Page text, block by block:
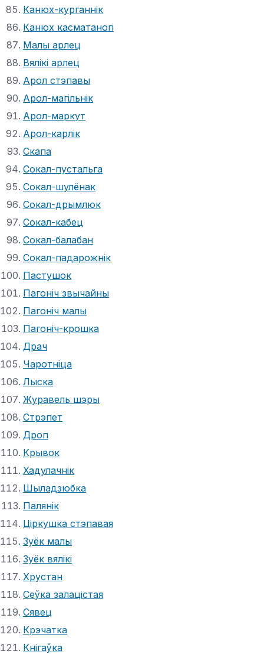
Канюх-курганнік
Канюх касматаногі
Малы арлец
Вялікі арлец
Арол стэпавы
Арол-магільнік
Арол-маркут
Арол-карлік
Скапа
Сокал-пустальга
Сокал-шулёнак
Сокал-дрымлюк
Сокал-кабец
Сокал-балабан
Сокал-падарожнік
Пастушок
Пагоніч звычайны
Пагоніч малы
Пагоніч-крошка
Драч
Чаротніца
Лыска
Журавель шэры
Стрэпет
Дроп
Крывок
Хадулачнік
Шыладзюбка
Палянік
Ціркушка стэпавая
Зуёк малы
Зуёк вялікі
Хрустан
Сеўка залацістая
Сявец
Крэчатка
Кнігаўка